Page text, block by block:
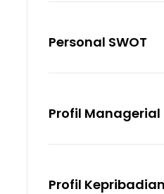
Personal SWOT
Profil Managerial
Profil Kepribadian